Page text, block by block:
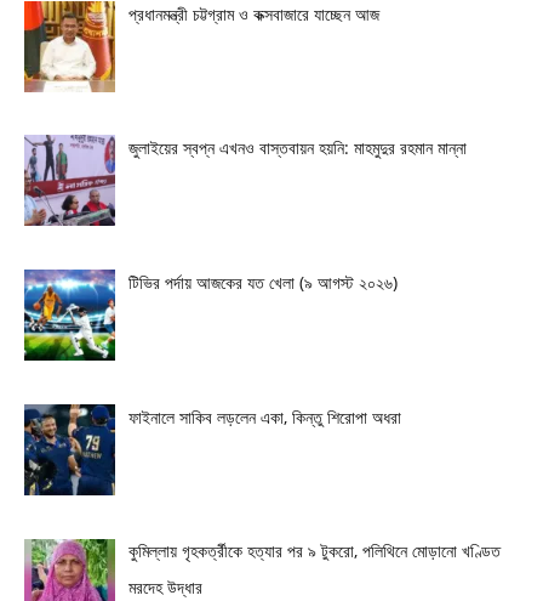
প্রধানমন্ত্রী চট্টগ্রাম ও কক্সবাজারে যাচ্ছেন আজ
জুলাইয়ের স্বপ্ন এখনও বাস্তবায়ন হয়নি: মাহমুদুর রহমান মান্না
টিভির পর্দায় আজকের যত খেলা (৯ আগস্ট ২০২৬)
ফাইনালে সাকিব লড়লেন একা, কিন্তু শিরোপা অধরা
কুমিল্লায় গৃহকর্ত্রীকে হত্যার পর ৯ টুকরো, পলিথিনে মোড়ানো খণ্ডিত
মরদেহ উদ্ধার